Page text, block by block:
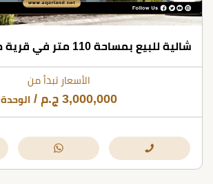
الأسعار تبدأ من
3,000,000 ج.م / الوحدة